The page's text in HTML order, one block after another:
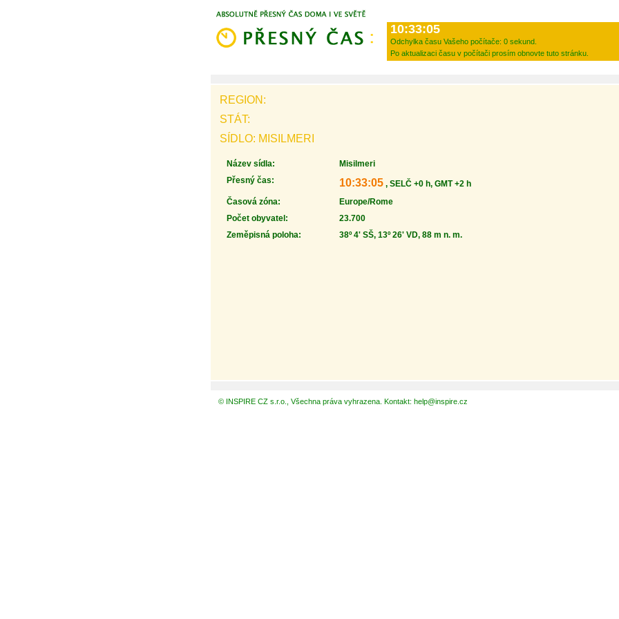
10:33:05
Odchylka času Vašeho počítače: 0 sekund.
Po aktualizaci času v počítači prosím obnovte tuto stránku.
REGION:
STÁT:
SÍDLO: MISILMERI
Název sídla:
Misilmeri
Přesný čas:
10:33:05 , SELČ +0 h, GMT +2 h
Časová zóna:
Europe/Rome
Počet obyvatel:
23.700
Zeměpisná poloha:
38º 4' SŠ, 13º 26' VD, 88 m n. m.
© INSPIRE CZ s.r.o., Všechna práva vyhrazena. Kontakt: help@inspire.cz